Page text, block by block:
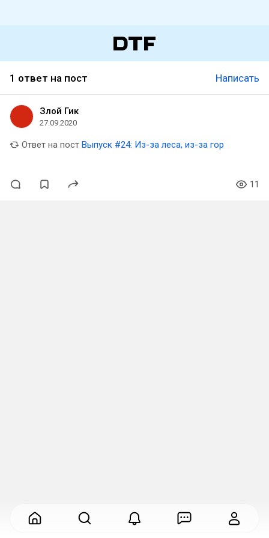
1 ответ на пост Написать
Злой Гик
27.09.2020
Ответ на пост Выпуск #24: Из-за леса, из-за гор
11